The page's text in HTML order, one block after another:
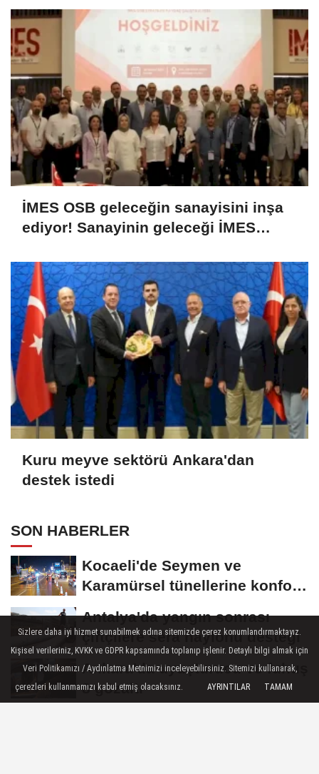
İMES OSB geleceğin sanayisini inşa
ediyor! Sanayinin geleceği İMES
Kuru meyve sektörü Ankara'dan
destek istedi
SON HABERLER
Kocaeli'de Seymen ve
Karamürsel tünellerine konfor
Antalya'da yangın sonrası
çiftçilere sera naylonu desteği
Ankara'da uyuşturucu ve fuhuş
8 gözaltı
Sizlere daha iyi hizmet sunabilmek adına sitemizde çerez konumlandırmaktayız.
Kişisel verileriniz, KVKK ve GDPR kapsamında toplanıp işlenir. Detaylı bilgi almak için
Veri Politikamızı / Aydınlatma Metnimizi inceleyebilirsiniz. Sitemizi kullanarak,
çerezleri kullanmamızı kabul etmiş olacaksınız.
AYRINTILAR TAMAM